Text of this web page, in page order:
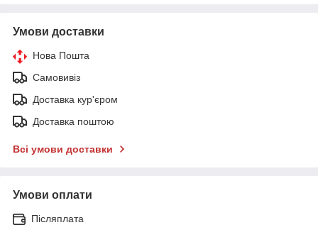
Умови доставки
Нова Пошта
Самовивіз
Доставка кур'єром
Доставка поштою
Всі умови доставки
Умови оплати
Післяплата